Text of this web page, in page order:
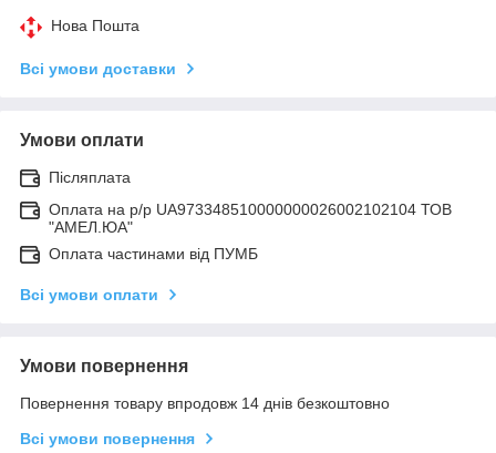
Нова Пошта
Всі умови доставки
Умови оплати
Післяплата
Оплата на р/р UA973348510000000026002102104 ТОВ
"АМЕЛ.ЮА"
Оплата частинами від ПУМБ
Всі умови оплати
Умови повернення
Повернення товару впродовж 14 днів безкоштовно
Всі умови повернення